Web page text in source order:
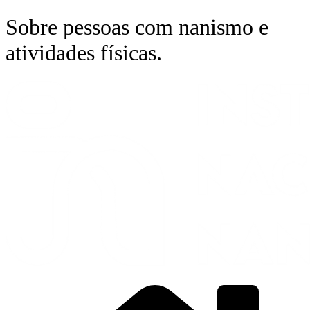
Ir
para
conteúdo
Sobre pessoas com nanismo e
atividades físicas.